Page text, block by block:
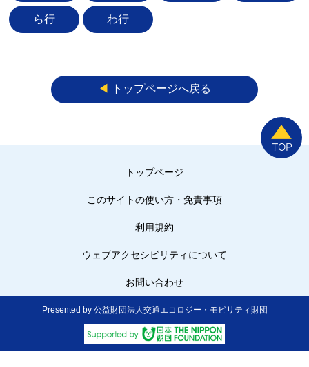
ら行 わ行
◀︎ トップページへ戻る
トップページ
このサイトの使い方・免責事項
利用規約
ウェブアクセシビリティについて
お問い合わせ
Presented by 公益財団法人交通エコロジー・モビリティ財団